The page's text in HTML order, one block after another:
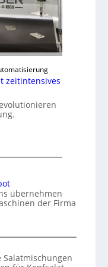
zeitintensives
übernehmen
der Firma
Salatmischungen